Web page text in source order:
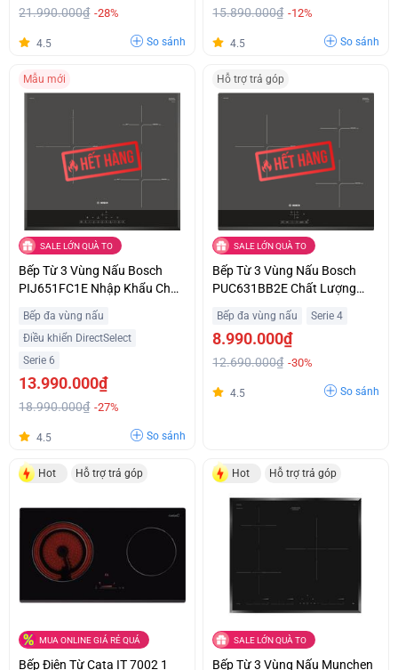
21.990.000₫ -28%
4.5 So sánh
15.890.000₫ -12%
4.5 So sánh
Mẫu mới
SALE LỚN QUÀ TO
Bếp Từ 3 Vùng Nấu Bosch
PIJ651FC1E Nhập Khẩu Châu
Bếp đa vùng nấu
Điều khiển DirectSelect
Serie 6
13.990.000₫
18.990.000₫ -27%
4.5 So sánh
Hỗ trợ trả góp
SALE LỚN QUÀ TO
Bếp Từ 3 Vùng Nấu Bosch
PUC631BB2E Chất Lượng
Bếp đa vùng nấu Serie 4
8.990.000₫
12.690.000₫ -30%
4.5 So sánh
Hot Hỗ trợ trả góp
MUA ONLINE GIÁ RẺ QUÁ
Bếp Điện Từ Cata IT 7002 1
Hot Hỗ trợ trả góp
SALE LỚN QUÀ TO
Bếp Từ 3 Vùng Nấu Munchen